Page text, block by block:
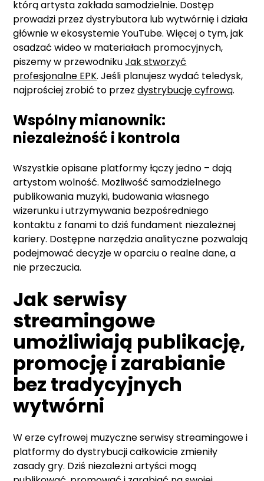
którą artysta zakłada samodzielnie. Dostęp
prowadzi przez dystrybutora lub wytwórnię i działa
głównie w ekosystemie YouTube. Więcej o tym, jak
osadzać wideo w materiałach promocyjnych,
piszemy w przewodnikuJak stworzyć
profesjonalne EPK. Jeśli planujesz wydać teledysk,
najprościej zrobić to przezdystrybucję cyfrową.
Wspólny mianownik:
niezależność i kontrola
Wszystkie opisane platformy łączy jedno – dają
artystom wolność. Możliwość samodzielnego
publikowania muzyki, budowania własnego
wizerunku i utrzymywania bezpośredniego
kontaktu z fanami to dziś fundament niezależnej
kariery. Dostępne narzędzia analityczne pozwalają
podejmować decyzje w oparciu o realne dane, a
nie przeczucia.
Jak serwisy
streamingowe
umożliwiają publikację,
promocję i zarabianie
bez tradycyjnych
wytwórni
W erze cyfrowej muzyczne serwisy streamingowe i
platformy do dystrybucji całkowicie zmieniły
zasady gry. Dziś niezależni artyści mogą